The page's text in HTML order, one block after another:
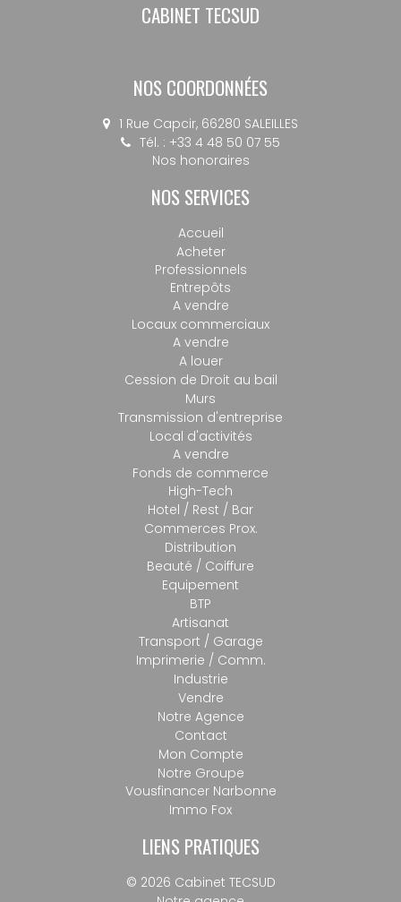
CABINET TECSUD
NOS COORDONNÉES
1 Rue Capcir, 66280 SALEILLES
Tél. : +33 4 48 50 07 55
Nos honoraires
NOS SERVICES
Accueil
Acheter
Professionnels
Entrepôts
A vendre
Locaux commerciaux
A vendre
A louer
Cession de Droit au bail
Murs
Transmission d'entreprise
Local d'activités
A vendre
Fonds de commerce
High-Tech
Hotel / Rest / Bar
Commerces Prox.
Distribution
Beauté / Coiffure
Equipement
BTP
Artisanat
Transport / Garage
Imprimerie / Comm.
Industrie
Vendre
Notre Agence
Contact
Mon Compte
Notre Groupe
Vousfinancer Narbonne
Immo Fox
LIENS PRATIQUES
© 2026 Cabinet TECSUD